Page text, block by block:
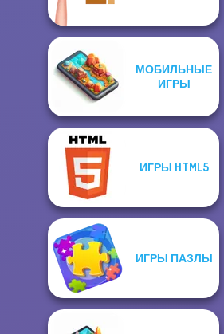
МОБИЛЬНЫЕ
ИГРЫ
ИГРЫ HTML5
ИГРЫ ПАЗЛЫ